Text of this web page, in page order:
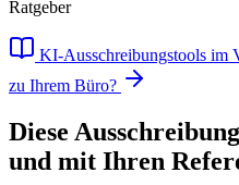
Ratgeber
KI-Ausschreibungstools im
zu Ihrem Büro?
Diese
und mit Ihren